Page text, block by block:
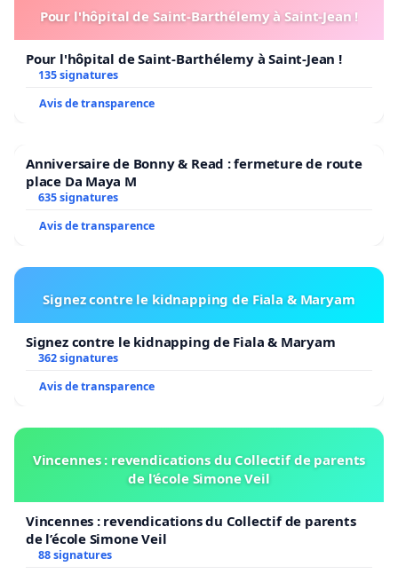
Pour l'hôpital de Saint-Barthélemy à Saint-Jean !
Pour l'hôpital de Saint-Barthélemy à Saint-Jean !
135 signatures
Avis de transparence
Anniversaire de Bonny & Read : fermeture de route
place Da Maya M
635 signatures
Avis de transparence
Signez contre le kidnapping de Fiala & Maryam
Signez contre le kidnapping de Fiala & Maryam
362 signatures
Avis de transparence
Vincennes : revendications du Collectif de parents
de l’école Simone Veil
Vincennes : revendications du Collectif de parents
de l’école Simone Veil
88 signatures